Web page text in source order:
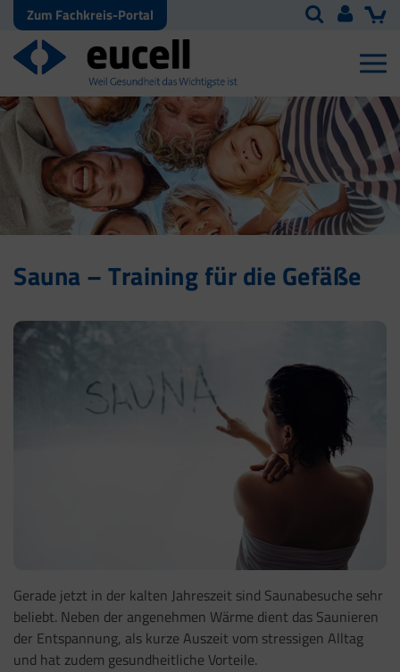
Zum Fachkreis-Portal
Sauna – Training für die Gefäße
Gerade jetzt in der kalten Jahreszeit sind Saunabesuche sehr
beliebt. Neben der angenehmen Wärme dient das Saunieren
der Entspannung, als kurze Auszeit vom stressigen Alltag
und hat zudem gesundheitliche Vorteile.